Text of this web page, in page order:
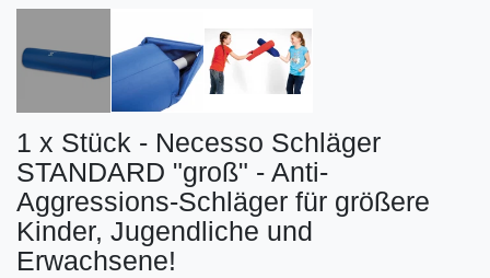
1 x Stück - Necesso Schläger
STANDARD "groß" - Anti-
Aggressions-Schläger für größere
Kinder, Jugendliche und
Erwachsene!